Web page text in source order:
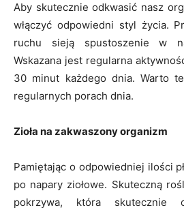
Aby skutecznie odkwasić nasz
włączyć odpowiedni styl życia.
ruchu sieją spustoszenie w
Wskazana jest regularna
30 minut każdego dnia. Warto
regularnych porach dnia.
Zioła na zakwaszony organizm
Pamiętając o odpowiedniej ilości
po napary ziołowe. Skuteczną
pokrzywa, która skutecznie